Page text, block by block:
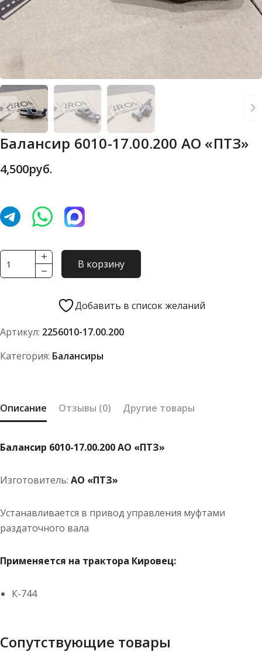
Балансир 6010-17.00.200 АО «ПТЗ»
4,500руб.
Количество
товара
АО
В корзину
Добавить в список желаний
Артикул: 2256010-17.00.200
Категория: Балансиры
Описание Отзывы (0) Другие товары
Балансир 6010-17.00.200 АО «ПТЗ»
Изготовитель: АО «ПТЗ»
Устанавливается в привод управления муфтами
раздаточного вала
Применяется на трактора Кировец:
К-744
Сопутствующие товары